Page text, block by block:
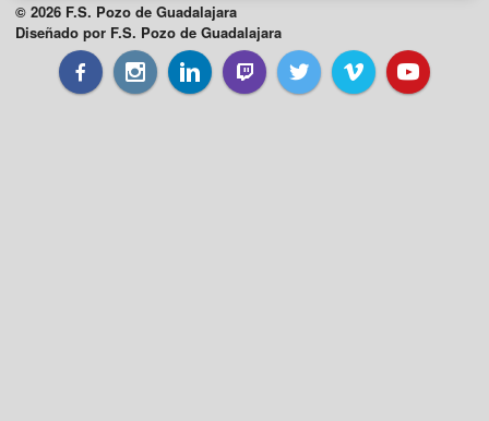
© 2026 F.S. Pozo de Guadalajara
Diseñado por F.S. Pozo de Guadalajara